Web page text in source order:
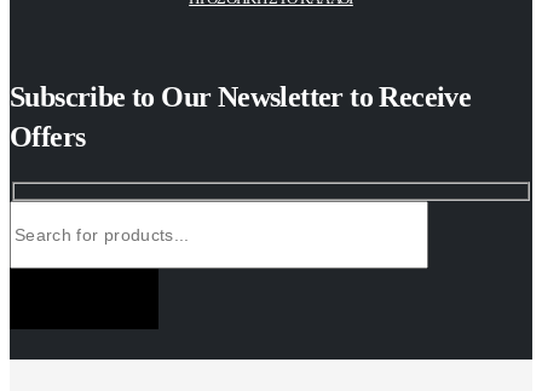
Subscribe to Our Newsletter to Receive
Offers